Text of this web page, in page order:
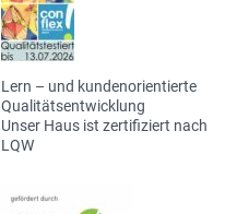
Lern – und kundenorientierte
Qualitätsentwicklung
Unser Haus ist zertifiziert nach
LQW